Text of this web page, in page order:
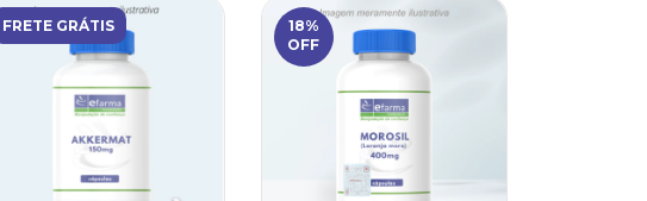
FRETE GRÁTIS 18%
OFF